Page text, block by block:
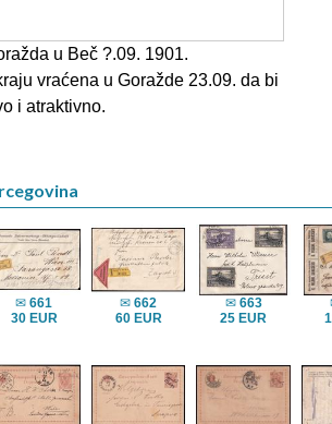
u Beč ?.09. 1901.
vraćena u Goražde 23.09. da bi
i atraktivno.
✉661
30 EUR
✉662
60 EUR
✉ 663
25 EUR